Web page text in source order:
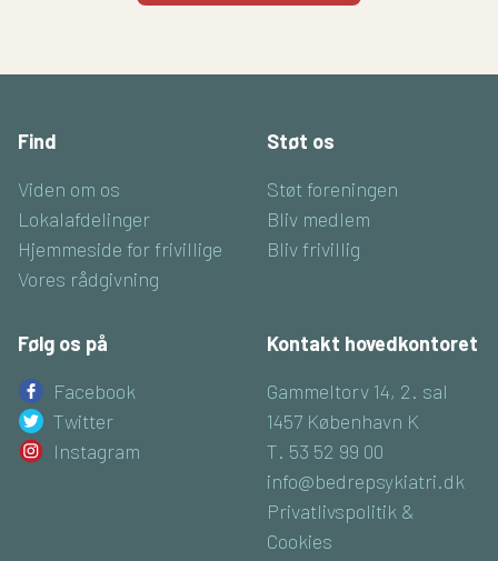
Find
Viden om os
Lokalafdelinger
Hjemmeside for frivillige
Vores rådgivning
Støt os
Støt foreningen
Bliv medlem
Bliv frivillig
Følg os på
Facebook
Twitter
Instagram
Kontakt hovedkontoret
Gammeltorv 14, 2. sal
1457 København K
T. 53 52 99 00
info@bedrepsykiatri.dk
Privatlivspolitik &
Cookies